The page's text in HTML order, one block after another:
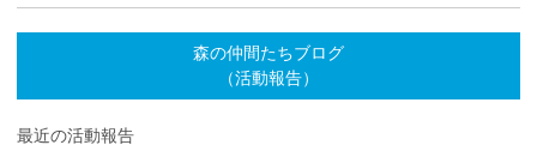
森の仲間たちブログ
（活動報告）
最近の活動報告